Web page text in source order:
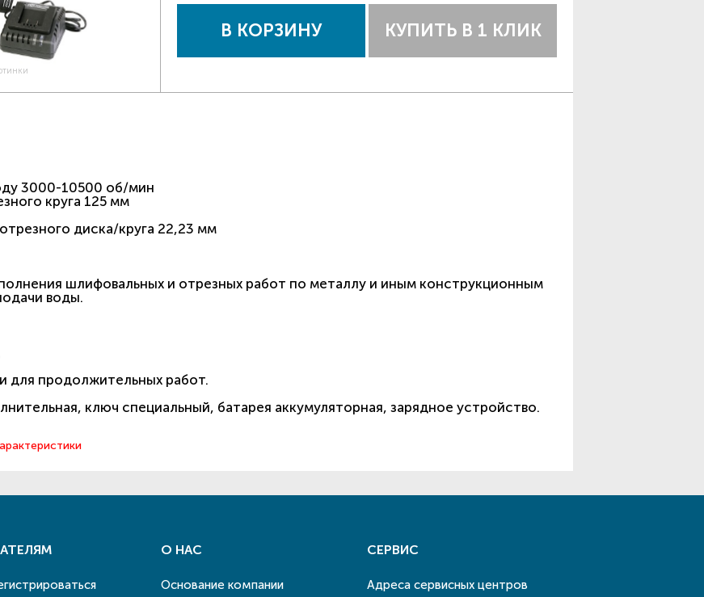
В КОРЗИНУ КУПИТЬ В 1 КЛИК
3000-10500 об/мин
круга 125 мм
диска/круга 22,23 мм
шлифовальных и отрезных работ по металлу и иным конструкционным
воды.
для продолжительных работ.
ключ специальный, батарея аккумуляторная, зарядное устройство.
О НАС
Основание компании
СЕРВИС
Адреса сервисных центров